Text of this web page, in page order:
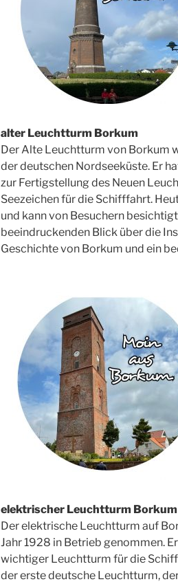
alter Leuchtturm Borkum
Der Alte Leuchtturm von Borkum
der deutschen Nordseeküste. Er
zur Fertigstellung des Neuen
Seezeichen für die Schifffahrt.
und kann von Besuchern
beeindruckenden Blick über die
Geschichte von Borkum und ein
elektrischer Leuchtturm Borkum
Der elektrische Leuchtturm auf
Jahr 1928 in Betrieb genommen.
wichtiger Leuchtturm für die
der erste deutsche Leuchtturm,